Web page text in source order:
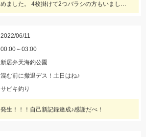
反応あって楽しめました。 4枚掛けて2つバラシの方もいました。 全体4つくらいバラシあり
2022/06/11
00:00～03:00
新居弁天海釣公園
混む前に撤退デス！土日はね♪
サビキ釣り
生！！！自己新記録達成♪感謝だべ！